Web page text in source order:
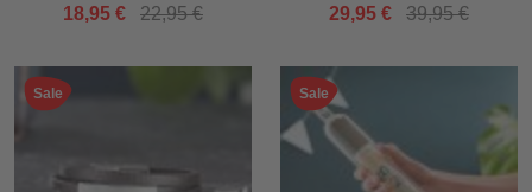
18,95 €
22,95 €
29,95 €
39,95 €
Sale Sale